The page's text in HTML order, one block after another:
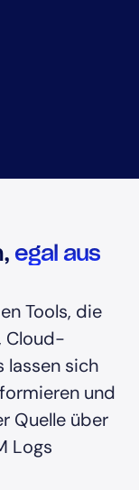
egal aus
Tools, die
Cloud-
lassen sich
und
Quelle über
Logs